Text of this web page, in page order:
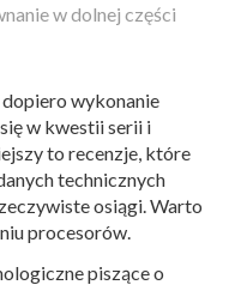
w dolnej części
wykonanie
w kwestii serii i
to recenzje, które
technicznych
osiągi. Warto
procesorów.
piszące o